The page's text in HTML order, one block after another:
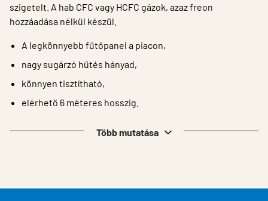
szigetelt. A hab CFC vagy HCFC gázok, azaz freon
hozzáadása nélkül készül.
A legkönnyebb fűtőpanel a piacon,
nagy sugárzó hűtés hányad,
könnyen tisztítható,
elérhető 6 méteres hosszig.
Több mutatása